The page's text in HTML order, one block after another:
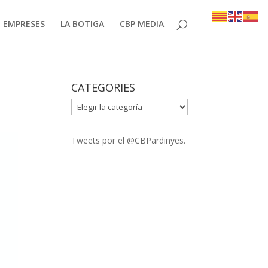
EMPRESES LA BOTIGA CBP MEDIA
CATEGORIES
CATEGORIES
Tweets por el @CBPardinyes.